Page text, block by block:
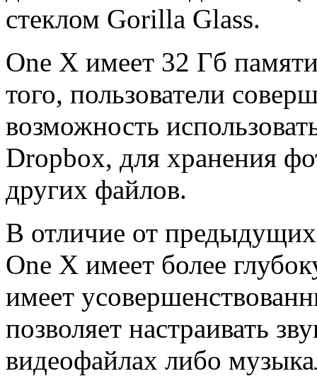
стеклом Gorilla Glass.
One X имеет 32 Гб
того, пользователи
возможность
Dropbox, для хранения
других файлов.
В отличие от
One X имеет более
имеет
позволяет настраивать
видеофайлах либо